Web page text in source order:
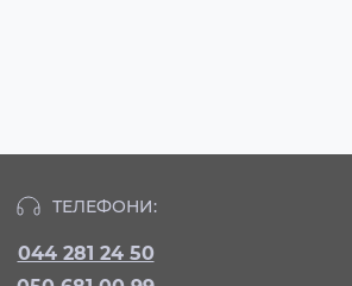
ТЕЛЕФОНИ:
044 281 24 50